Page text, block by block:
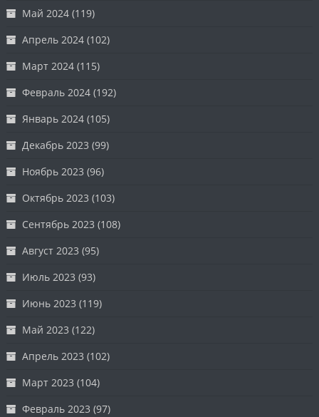
Май 2024 (119)
Апрель 2024 (102)
Март 2024 (115)
Февраль 2024 (192)
Январь 2024 (105)
Декабрь 2023 (99)
Ноябрь 2023 (96)
Октябрь 2023 (103)
Сентябрь 2023 (108)
Август 2023 (95)
Июль 2023 (93)
Июнь 2023 (119)
Май 2023 (122)
Апрель 2023 (102)
Март 2023 (104)
Февраль 2023 (97)